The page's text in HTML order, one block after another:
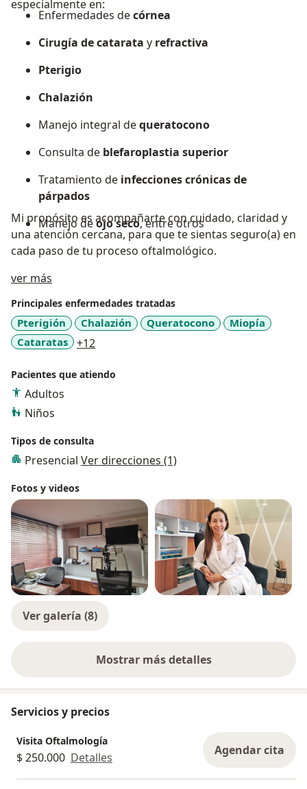
especialmente en:
Enfermedades decórnea
Cirugía de catarata y refractiva
Pterigio
Chalazión
Manejo integral dequeratocono
Consulta de blefaroplastia superior
Tratamiento de infecciones crónicas de
párpados
Manejo deojo seco, entre otros
Mi propósito es acompañarte con cuidado, claridad y
una atención cercana, para que te sientas seguro(a) en
cada paso de tu proceso oftalmológico.
ver más
Principales enfermedades tratadas
Pterigión Chalazión Queratocono
Miopía
Cataratas
+12
Pacientes que atiendo
Adultos
Niños
Tipos de consulta
Presencial Ver direcciones (1)
Fotos y videos
Ver galería (8)
Mostrar más detalles
sobre la experiencia
Servicios y precios
Visita Oftalmología
$ 250.000 Detalles Agendar cita